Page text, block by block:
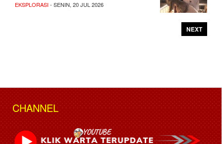
EKSPLORASI- SENIN, 20 JUL 2026
NEXT
CHANNEL